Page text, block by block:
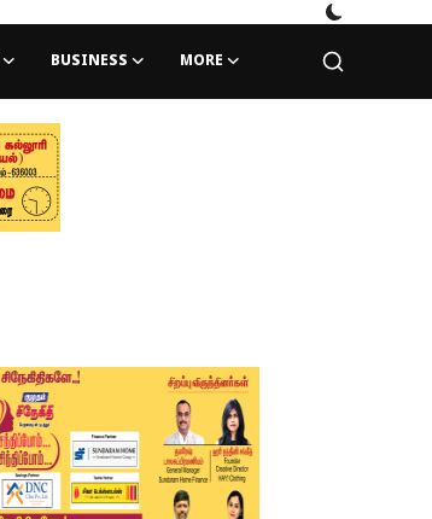
BUSINESS MORE